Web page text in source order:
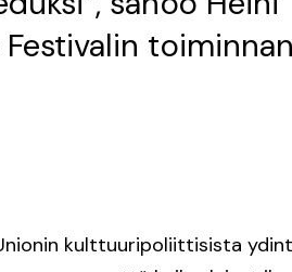
kulttuuripoliittisista